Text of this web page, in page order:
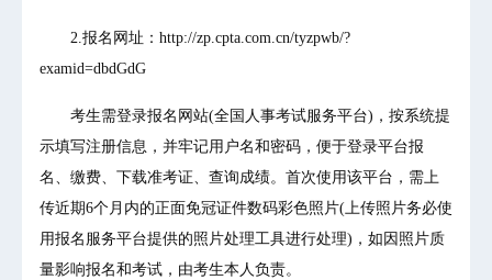
2.报名网址：http://zp.cpta.com.cn/tyzpwb/?
examid=dbdGdG
考生需登录报名网站(全国人事考试服务平台)，按系统提
示填写注册信息，并牢记用户名和密码，便于登录平台报
名、缴费、下载准考证、查询成绩。首次使用该平台，需上
传近期6个月内的正面免冠证件数码彩色照片(上传照片务必使
用报名服务平台提供的照片处理工具进行处理)，如因照片质
量影响报名和考试，由考生本人负责。